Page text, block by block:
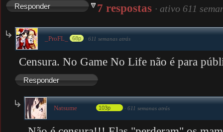
Responder 7 respostas · ativo 611
_ProFL_ 68p · 611 semanas atrás
Censura. No Game No Life não é para
Responder
Natsume 103p · 611 semanas atrás